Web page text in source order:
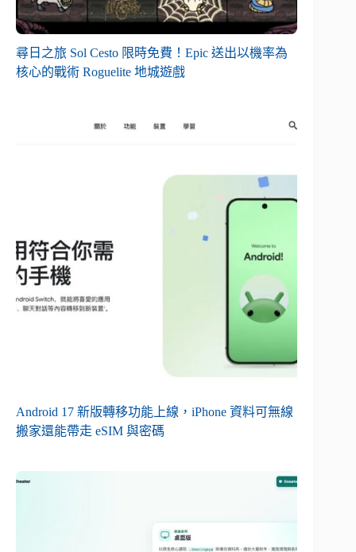
尋日之旅 Sol Cesto 限時免費！Epic 送出以機率為
核心的戰術 Roguelite 地城遊戲
Android 17 新版轉移功能上線，iPhone 資料可無線
搬家還能帶走 eSIM 與密碼